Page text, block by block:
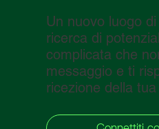
Un nuovo luogo
ricerca di
complicata che
messaggio e ti
ricezione della